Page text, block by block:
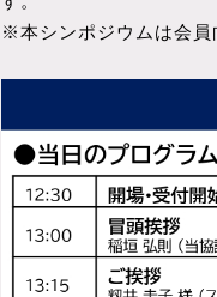
※本シンポジウムは会員